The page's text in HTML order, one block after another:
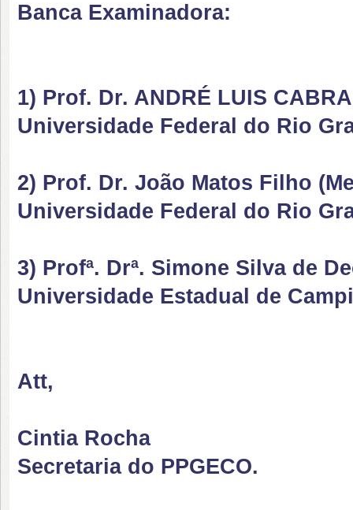
Banca Examinadora:
1) Prof. Dr. ANDRÉ LUIS
Universidade Federal do Rio
2) Prof. Dr. João Matos Filho
Universidade Federal do Rio
3) Profª. Drª. Simone Silva de
Universidade Estadual de
Att,
Cintia Rocha
Secretaria do PPGECO.